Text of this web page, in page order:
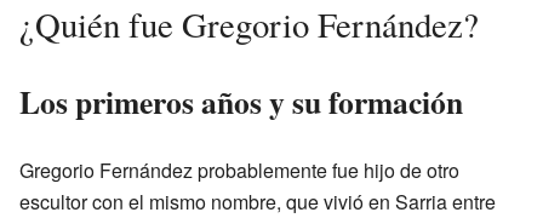
¿Quién fue Gregorio Fernández?
Los primeros años y su formación
Gregorio Fernández probablemente fue hijo de otro
escultor con el mismo nombre, que vivió en Sarria entre